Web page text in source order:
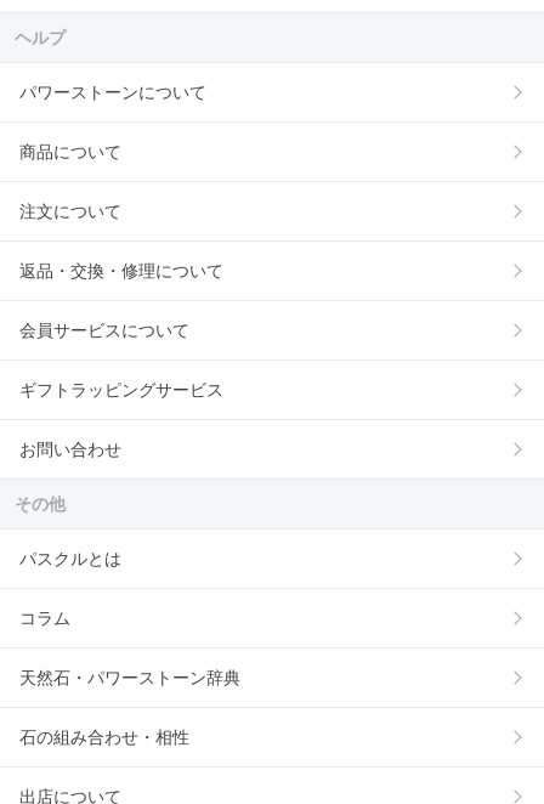
ヘルプ
パワーストーンについて
商品について
注文について
返品・交換・修理について
会員サービスについて
ギフトラッピングサービス
お問い合わせ
その他
パスクルとは
コラム
天然石・パワーストーン辞典
石の組み合わせ・相性
出店について